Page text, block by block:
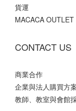
貨運
MACACA OUTLET
CONTACT US
商業合作
企業與法人購買方
教師、教室與會館